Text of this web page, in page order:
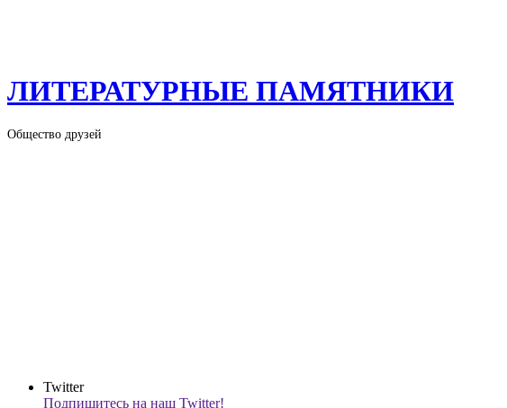
ЛИТЕРАТУРНЫЕ ПАМЯТНИКИ
Общество друзей
Twitter
Подпишитесь на наш Twitter!